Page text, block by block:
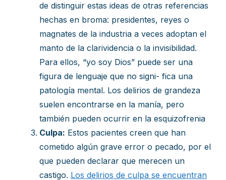
de distinguir estas ideas de otras referencias
hechas en broma: presidentes, reyes o
magnates de la industria a veces adoptan el
manto de la clarividencia o la invisibilidad.
Para ellos, “yo soy Dios” puede ser una
figura de lenguaje que no signi- fica una
patología mental. Los delirios de grandeza
suelen encontrarse en la manía, pero
también pueden ocurrir en la esquizofrenia
Culpa: Estos pacientes creen que han
cometido algún grave error o pecado, por el
que pueden declarar que merecen un
castigo. Los delirios de culpa se encuentran